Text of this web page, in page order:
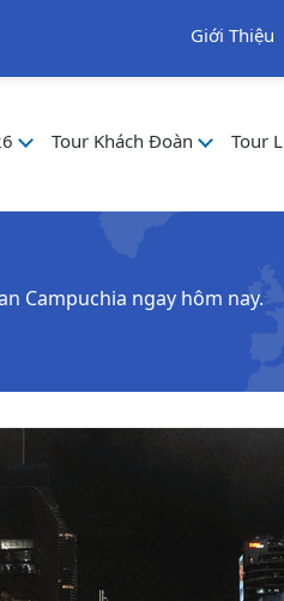
Giới Thiệu
Tour Khách Đoàn Tour
Campuchia ngay hôm nay.